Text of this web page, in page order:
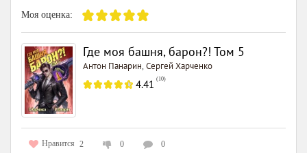
Моя оценка:
Где моя башня, барон?! Том 5
Антон Панарин, Сергей Харченко
4.41 (10)
Нравится 2 0 0